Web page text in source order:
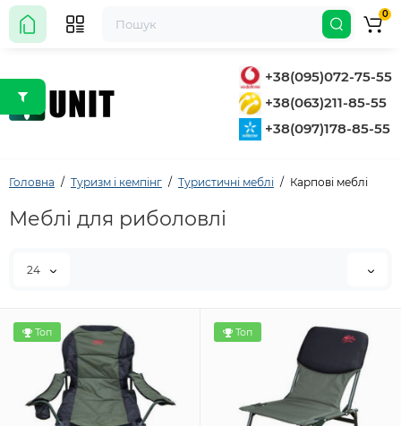
+38(095)072-75-55
+38(063)211-85-55
+38(097)178-85-55
0
Головна Туризм і кемпінг Туристичні меблі Карпові меблі
Меблі для риболовлі
24
Топ Топ